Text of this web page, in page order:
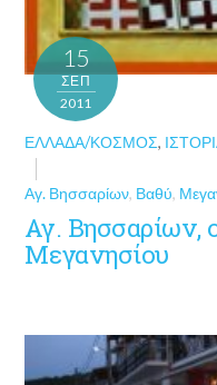
15
ΣΕΠ
2011
ΕΛΛΆΔΑ/ΚΌΣΜΟΣ,
Αγ. Βησσαρίων, Βαθύ,
Αγ. Βησσαρίων,
Μεγανησίου